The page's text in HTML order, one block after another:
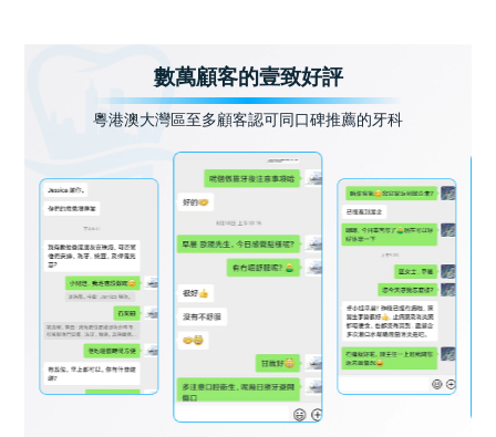
數萬顧客的壹致好評
粵港澳大灣區至多顧客認可同口碑推薦的牙科